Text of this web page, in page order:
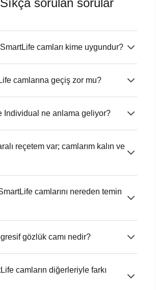
camları kime uygundur?
camlarına geçiş zor mu?
Individual ne anlama geliyor?
reçetem var; camlarım kalın ve
camlarını nereden temin
gözlük camı nedir?
camların diğerleriyle farkı